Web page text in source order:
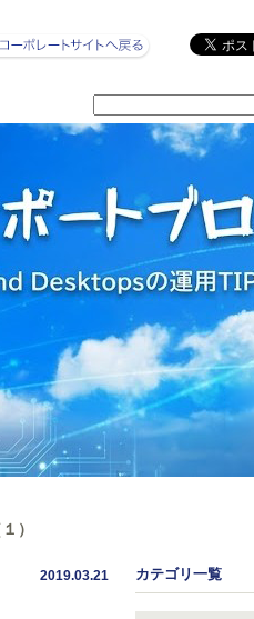
）
2019.03.21 カテゴリ一覧